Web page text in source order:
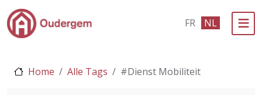
Ga naar de hoofdinhoud FR NL
Home Alle Tags #Dienst Mobiliteit